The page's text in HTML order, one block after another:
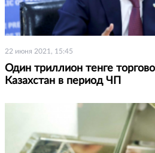
22 июня 2021, 15:45
Один триллион тенге
Казахстан в период ЧП